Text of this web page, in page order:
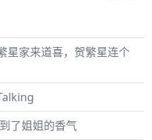
星家来道喜，贺繁星连个
了姐姐的香气